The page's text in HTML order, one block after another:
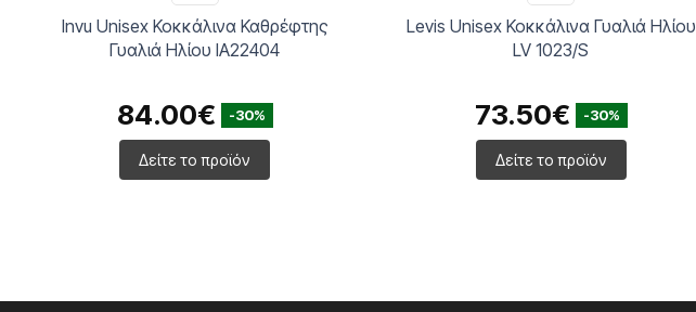
Invu Unisex Κοκκάλινα Καθρέφτης
Γυαλιά Ηλίου IA22404
84.00€ -30%
Δείτε το προϊόν
Levis Unisex Κοκκάλινα Γυαλιά Ηλίου
LV 1023/S
73.50€ -30%
Δείτε το προϊόν